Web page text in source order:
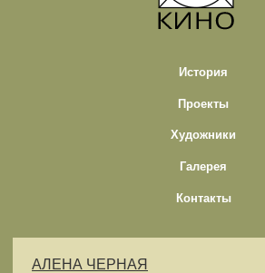
История
Проекты
Художники
Галерея
Контакты
АЛЕНА ЧЕРНАЯ